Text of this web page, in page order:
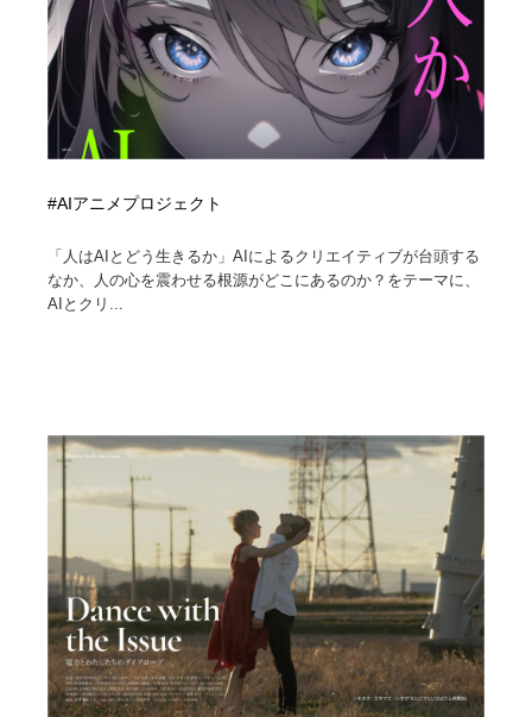
#AIアニメプロジェクト
「人はAIとどう生きるか」AIによるクリエイティブが台頭する
なか、人の心を震わせる根源がどこにあるのか？をテーマに、
AIとクリ...